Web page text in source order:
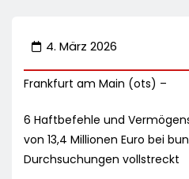
4. März 2026
Frankfurt am Main (ots) –
6 Haftbefehle und
von 13,4 Millionen Euro bei
Durchsuchungen vollstreckt